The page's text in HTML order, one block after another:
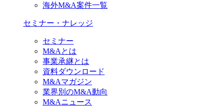
海外M&A案件一覧
セミナー・ナレッジ
セミナー
M&Aとは
事業承継とは
資料ダウンロード
M&Aマガジン
業界別のM&A動向
M&Aニュース